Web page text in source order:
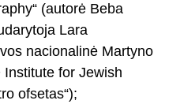
(autorė Beba
Lara
nacionalinė Martyno
for Jewish
ofsetas“);